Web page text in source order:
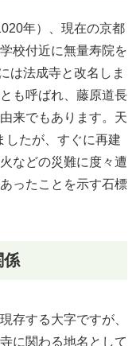
年）、現在の京都
校付近に無量寿院を
は法成寺と改名しま
も呼ばれ、藤原道長
来でもあります。天
したが、すぐに再建
などの災難に度々遭
ったことを示す石標
係
存する大字ですが、
に関わる地名として